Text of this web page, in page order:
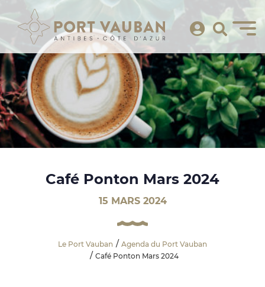
Café Ponton Mars 2024
15 MARS 2024
Le Port Vauban
Agenda du Port Vauban
Café Ponton Mars 2024